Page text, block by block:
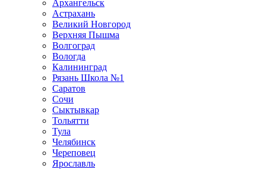
Архангельск
Астрахань
Великий Новгород
Верхняя Пышма
Волгоград
Вологда
Калининград
Рязань Школа №1
Саратов
Сочи
Сыктывкар
Тольятти
Тула
Челябинск
Череповец
Ярославль